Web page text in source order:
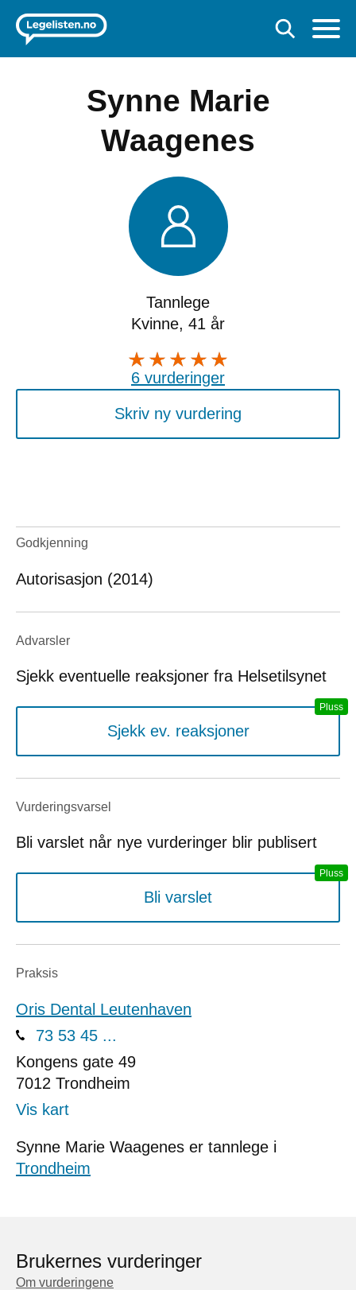
Synne Marie
Waagenes
Tannlege
Kvinne, 41 år
6 vurderinger
Skriv ny vurdering
Godkjenning
Autorisasjon (2014)
Advarsler
Sjekk eventuelle reaksjoner fra Helsetilsynet
Sjekk ev. reaksjoner
Vurderings­varsel
Bli varslet når nye vurderinger blir publisert
Bli varslet
Praksis
Oris Dental Leutenhaven
73 53 45 ...
Kongens gate 49
7012 Trondheim
Vis kart
Synne Marie Waagenes er tannlege i
Trondheim
Brukernes vurderinger
Om vurderingene